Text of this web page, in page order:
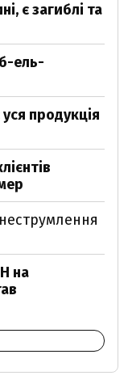
є загиблі та
ель-
продукція
на